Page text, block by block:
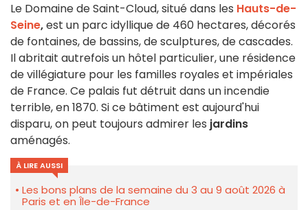
Le Domaine de Saint-Cloud, situé dans les Hauts-de-
Seine,est un parc idyllique de 460 hectares, décorés
de fontaines, de bassins, de sculptures, de cascades.
Il abritait autrefois un hôtel particulier, une résidence
de villégiature pour les familles royales et impériales
de France. Ce palais fut détruit dans un incendie
terrible, en 1870. Si ce bâtiment est aujourd'hui
disparu, on peut toujours admirer les jardins
aménagés.
À LIRE AUSSI
Les bons plans de la semaine du 3 au 9 août 2026 à
Paris et en Île-de-France